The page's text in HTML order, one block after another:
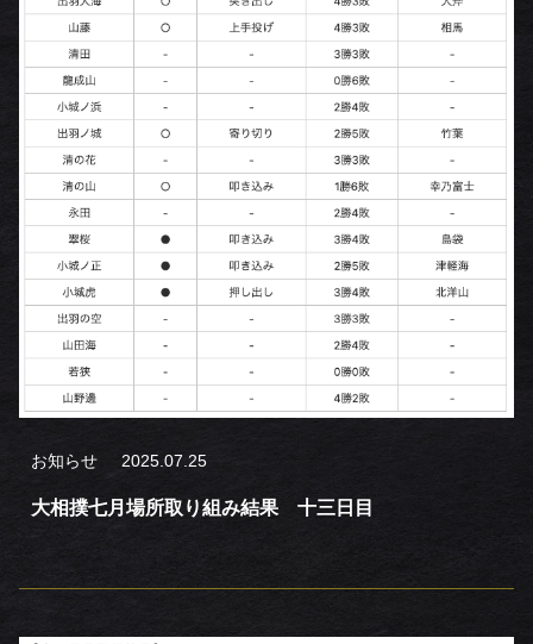
お知らせ 2025.07.25
大相撲七月場所取り組み結果 十三日目